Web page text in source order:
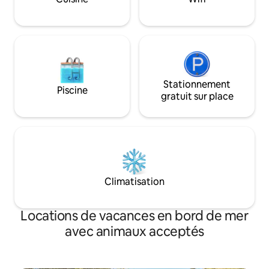
venez vous ressourcer !
vivifiants de la
Kettle Cove
Piscine
Stationnement
gratuit sur place
Climatisation
Locations de vacances en bord de mer
avec animaux acceptés